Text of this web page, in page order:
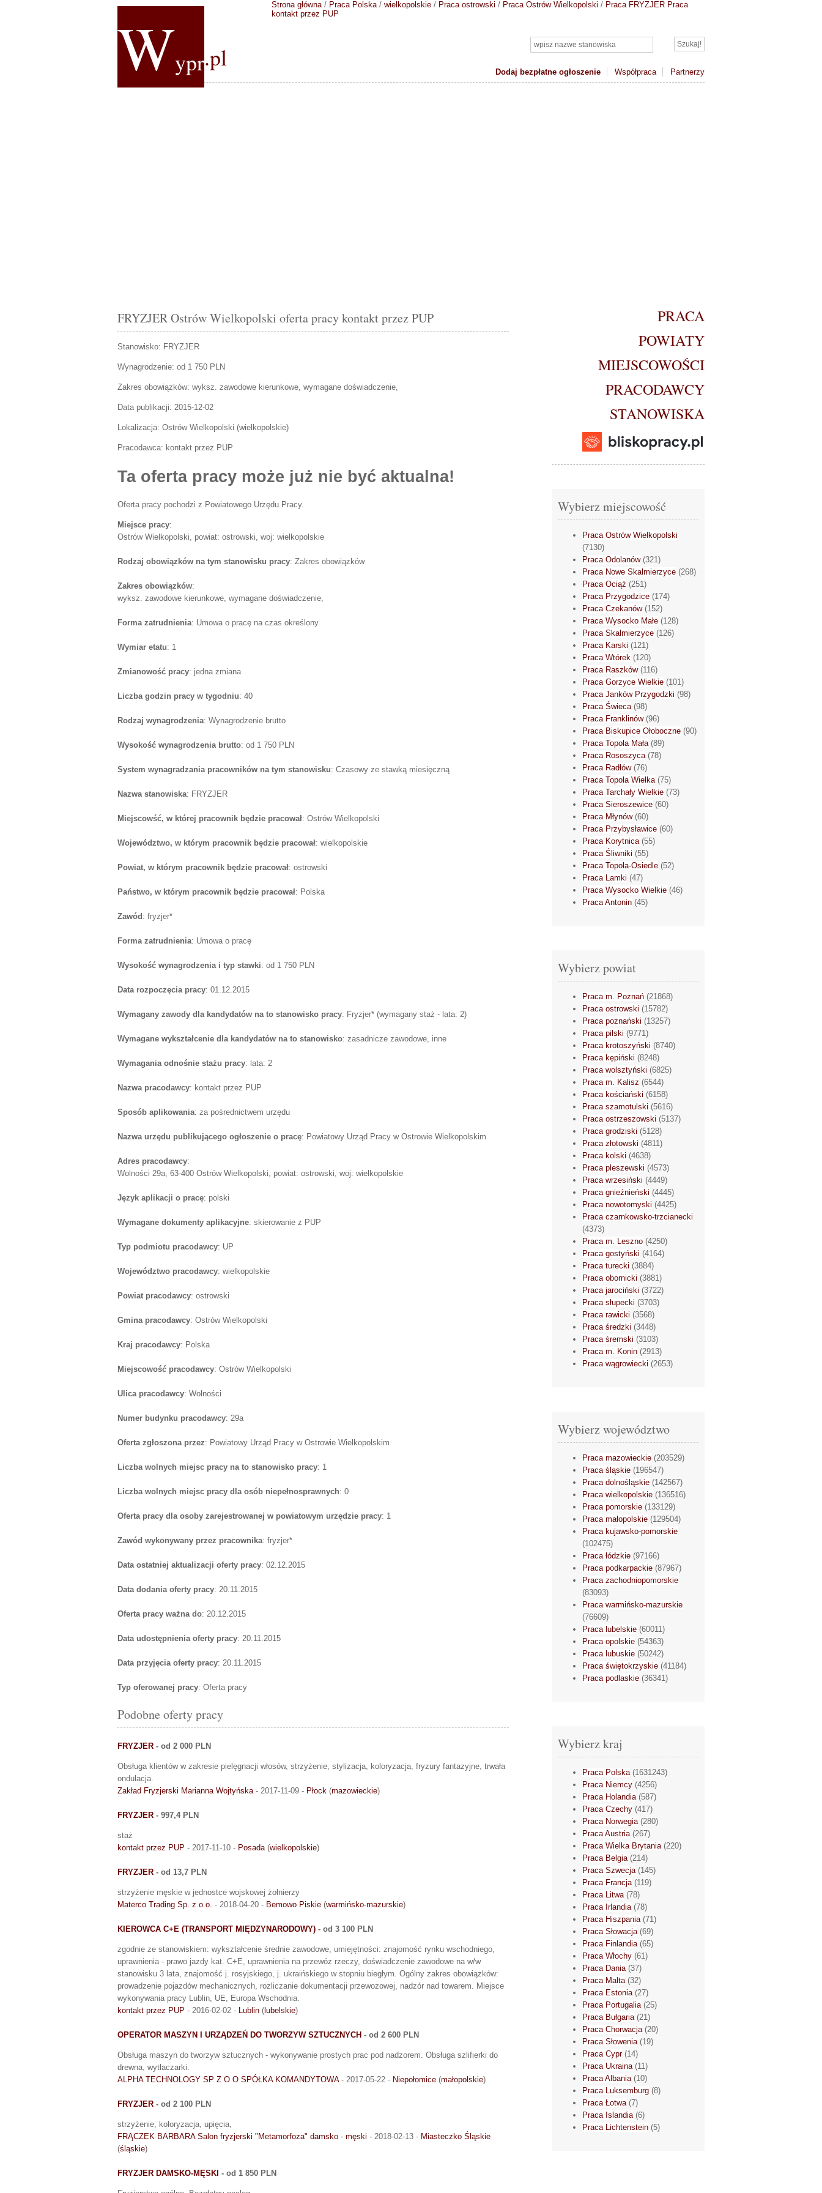
Wypr.pl
Dodaj bezpłatne ogłoszenie Współpraca Partnerzy
Strona główna/ Praca Polska/ wielkopolskie / Praca ostrowski / Praca Ostrów Wielkopolski / Praca FRYZJER Praca
kontakt przez PUP
FRYZJER Ostrów Wielkopolski oferta pracy kontakt przez PUP
Stanowisko: FRYZJER
Wynagrodzenie: od 1 750 PLN
Zakres obowiązków: wyksz. zawodowe kierunkowe, wymagane doświadczenie,
Data publikacji: 2015-12-02
Lokalizacja: Ostrów Wielkopolski (wielkopolskie)
Pracodawca: kontakt przez PUP
Ta oferta pracy może już nie być aktualna!
Oferta pracy pochodzi z Powiatowego Urzędu Pracy.
Miejsce pracy:
Ostrów Wielkopolski, powiat: ostrowski, woj: wielkopolskie
Rodzaj obowiązków na tym stanowisku pracy: Zakres obowiązków
Zakres obowiązków:
wyksz. zawodowe kierunkowe, wymagane doświadczenie,
Forma zatrudnienia: Umowa o pracę na czas określony
Wymiar etatu: 1
Zmianowość pracy: jedna zmiana
Liczba godzin pracy w tygodniu: 40
Rodzaj wynagrodzenia: Wynagrodzenie brutto
Wysokość wynagrodzenia brutto: od 1 750 PLN
System wynagradzania pracowników na tym stanowisku: Czasowy ze stawką miesięczną
Nazwa stanowiska: FRYZJER
Miejscowść, w której pracownik będzie pracował: Ostrów Wielkopolski
Województwo, w którym pracownik będzie pracował: wielkopolskie
Powiat, w którym pracownik będzie pracował: ostrowski
Państwo, w którym pracownik będzie pracował: Polska
Zawód : fryzjer*
Forma zatrudnienia: Umowa o pracę
Wysokość wynagrodzenia i typ stawki: od 1 750 PLN
Data rozpoczęcia pracy: 01.12.2015
Wymagany zawody dla kandydatów na to stanowisko pracy: Fryzjer* (wymagany staż - lata: 2)
Wymagane wykształcenie dla kandydatów na to stanowisko: zasadnicze zawodowe, inne
Wymagania odnośnie stażu pracy: lata: 2
Nazwa pracodawcy: kontakt przez PUP
Sposób aplikowania: za pośrednictwem urzędu
Nazwa urzędu publikującego ogłoszenie o pracę: Powiatowy Urząd Pracy w Ostrowie Wielkopolskim
Adres pracodawcy:
Wolności 29a, 63-400 Ostrów Wielkopolski, powiat: ostrowski, woj: wielkopolskie
Język aplikacji o pracę: polski
Wymagane dokumenty aplikacyjne: skierowanie z PUP
Typ podmiotu pracodawcy: UP
Województwo pracodawcy: wielkopolskie
Powiat pracodawcy: ostrowski
Gmina pracodawcy: Ostrów Wielkopolski
Kraj pracodawcy: Polska
Miejscowość pracodawcy: Ostrów Wielkopolski
Ulica pracodawcy: Wolności
Numer budynku pracodawcy: 29a
Oferta zgłoszona przez: Powiatowy Urząd Pracy w Ostrowie Wielkopolskim
Liczba wolnych miejsc pracy na to stanowisko pracy: 1
Liczba wolnych miejsc pracy dla osób niepełnosprawnych: 0
Oferta pracy dla osoby zarejestrowanej w powiatowym urzędzie pracy: 1
Zawód wykonywany przez pracownika: fryzjer*
Data ostatniej aktualizacji oferty pracy: 02.12.2015
Data dodania oferty pracy: 20.11.2015
Oferta pracy ważna do: 20.12.2015
Data udostępnienia oferty pracy: 20.11.2015
Data przyjęcia oferty pracy: 20.11.2015
Typ oferowanej pracy: Oferta pracy
Podobne oferty pracy
FRYZJER - od 2 000 PLN
Obsługa klientów w zakresie pielęgnacji włosów, strzyżenie, stylizacja, koloryzacja, fryzury fantazyjne, trwała
ondulacja.
Zakład Fryzjerski Marianna Wojtyńska- 2017-11-09 - Płock (mazowieckie)
FRYZJER - 997,4 PLN
staż
kontakt przez PUP - 2017-11-10 - Posada(wielkopolskie)
FRYZJER - od 13,7 PLN
strzyżenie męskie w jednostce wojskowej żołnierzy
Materco Trading Sp. z o.o. - 2018-04-20 - Bemowo Piskie (warmińsko-mazurskie)
KIEROWCA C+E (TRANSPORT MIĘDZYNARODOWY) - od 3 100 PLN
zgodnie ze stanowiskiem: wykształcenie średnie zawodowe, umiejętności: znajomość rynku wschodniego,
uprawnienia - prawo jazdy kat. C+E, uprawnienia na przewóz rzeczy, doświadczenie zawodowe na w/w
stanowisku 3 lata, znajomość j. rosyjskiego, j. ukraińskiego w stopniu biegłym. Ogólny zakres obowiązków:
prowadzenie pojazdów mechanicznych, rozliczanie dokumentacji przewozowej, nadzór nad towarem. Miejsce
wykonywania pracy Lublin, UE, Europa Wschodnia.
kontakt przez PUP - 2016-02-02 - Lublin ( lubelskie)
OPERATOR MASZYN I URZĄDZEŃ DO TWORZYW SZTUCZNYCH - od 2 600 PLN
Obsługa maszyn do tworzyw sztucznych - wykonywanie prostych prac pod nadzorem. Obsługa szlifierki do
drewna, wytłaczarki.
ALPHA TECHNOLOGY SP Z O O SPÓŁKA KOMANDYTOWA- 2017-05-22 - Niepołomice (małopolskie)
FRYZJER - od 2 100 PLN
strzyżenie, koloryzacja, upięcia,
FRĄCZEK BARBARA Salon fryzjerski "Metamorfoza" damsko - męski - 2018-02-13 - Miasteczko Śląskie
(śląskie)
FRYZJER DAMSKO-MĘSKI - od 1 850 PLN
PRACA
POWIATY
MIEJSCOWOŚCI
PRACODAWCY
STANOWISKA
Wybierz miejscowość
Praca Ostrów Wielkopolski
(7130)
Praca Odolanów(321)
Praca Nowe Skalmierzyce (268)
Praca Ociąż (251)
Praca Przygodzice (174)
Praca Czekanów(152)
Praca Wysocko Małe (128)
Praca Skalmierzyce (126)
Praca Karski (121)
Praca Wtórek (120)
Praca Raszków(116)
Praca Gorzyce Wielkie (101)
Praca Janków Przygodzki (98)
Praca Świeca(98)
Praca Franklinów(96)
Praca Biskupice Ołoboczne (90)
Praca Topola Mała(89)
Praca Rososzyca(78)
Praca Radłów(76)
Praca Topola Wielka(75)
Praca Tarchały Wielkie (73)
Praca Sieroszewice (60)
Praca Młynów(60)
Praca Przybysławice (60)
Praca Korytnica(55)
Praca Śliwniki (55)
Praca Topola-Osiedle (52)
Praca Lamki (47)
Praca Wysocko Wielkie (46)
Praca Antonin (45)
Wybierz powiat
Praca m. Poznań (21868)
Praca ostrowski (15782)
Praca poznański (13257)
Praca pilski (9771)
Praca krotoszyński (8740)
Praca kępiński (8248)
Praca wolsztyński (6825)
Praca m. Kalisz (6544)
Praca kościański (6158)
Praca szamotulski (5616)
Praca ostrzeszowski (5137)
Praca grodziski (5128)
Praca złotowski (4811)
Praca kolski (4638)
Praca pleszewski (4573)
Praca wrzesiński (4449)
Praca gnieźnieński (4445)
Praca nowotomyski (4425)
Praca czarnkowsko-trzcianecki
(4373)
Praca m. Leszno (4250)
Praca gostyński (4164)
Praca turecki (3884)
Praca obornicki (3881)
Praca jarociński (3722)
Praca słupecki (3703)
Praca rawicki (3568)
Praca średzki (3448)
Praca śremski (3103)
Praca m. Konin (2913)
Praca wągrowiecki (2653)
Wybierz województwo
Praca mazowieckie (203529)
Praca śląskie (196547)
Praca dolnośląskie (142567)
Praca wielkopolskie (136516)
Praca pomorskie (133129)
Praca małopolskie (129504)
Praca kujawsko-pomorskie
(102475)
Praca łódzkie (97166)
Praca podkarpackie (87967)
Praca zachodniopomorskie
(83093)
Praca warmińsko-mazurskie
(76609)
Praca lubelskie (60011)
Praca opolskie (54363)
Praca lubuskie (50242)
Praca świętokrzyskie (41184)
Praca podlaskie (36341)
Wybierz kraj
Praca Polska(1631243)
Praca Niemcy (4256)
Praca Holandia(587)
Praca Czechy (417)
Praca Norwegia(280)
Praca Austria(267)
Praca Wielka Brytania(220)
Praca Belgia(214)
Praca Szwecja(145)
Praca Francja(119)
Praca Litwa(78)
Praca Irlandia(78)
Praca Hiszpania(71)
Praca Słowacja(69)
Praca Finlandia(65)
Praca Włochy (61)
Praca Dania(37)
Praca Malta(32)
Praca Estonia(27)
Praca Portugalia(25)
Praca Bułgaria(21)
Praca Chorwacja(20)
Praca Słowenia(19)
Praca Cypr(14)
Praca Ukraina(11)
Praca Albania(10)
Praca Luksemburg (8)
Praca Łotwa(7)
Praca Islandia(6)
Praca Lichtenstein (5)